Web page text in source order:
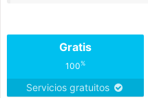
Gratis
100%
Servicios gratuitos